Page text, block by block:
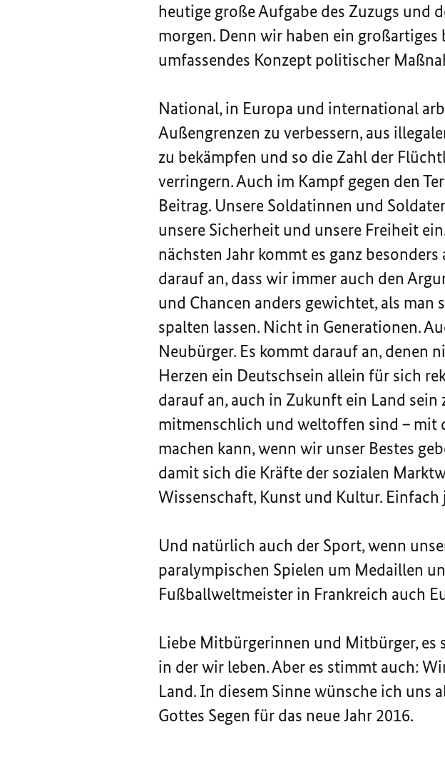
heutige große Aufgabe des Zuzugs und
morgen. Denn wir haben ein
umfassendes Konzept politischer
National, in Europa und international
Außengrenzen zu verbessern, aus
zu bekämpfen und so die Zahl der
verringern. Auch im Kampf gegen den
Beitrag. Unsere Soldatinnen und
unsere Sicherheit und unsere Freiheit
nächsten Jahr kommt es ganz
darauf an, dass wir immer auch den
und Chancen anders gewichtet, als
spalten lassen. Nicht in Generationen.
Neubürger. Es kommt darauf an, denen
Herzen ein Deutschsein allein für sich
darauf an, auch in Zukunft ein Land
mitmenschlich und weltoffen sind – mit
machen kann, wenn wir unser Bestes
damit sich die Kräfte der sozialen
Wissenschaft, Kunst und Kultur. Einfach
Und natürlich auch der Sport, wenn
paralympischen Spielen um Medaillen
Fußballweltmeister in Frankreich auch
Liebe Mitbürgerinnen und Mitbürger, es
in der wir leben. Aber es stimmt auch:
Land. In diesem Sinne wünsche ich uns
Gottes Segen für das neue Jahr 2016.